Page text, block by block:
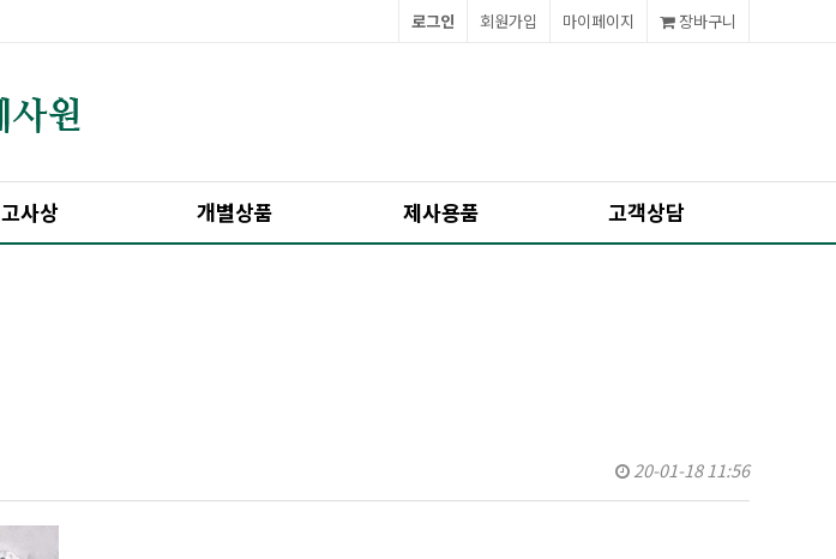
장바구니
마이페이지
회원가입
로그인
고사상 개별상품 제사용품 고객상담
20-01-18 11:56